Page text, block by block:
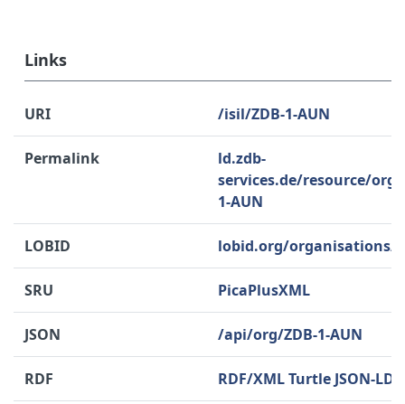
Links
URI /isil/ZDB-1-AUN
Permalink
ld.zdb-
services.de/resource/
1-AUN
LOBID lobid.org/organisations/
SRU PicaPlusXML
JSON /api/org/ZDB-1-AUN
RDF RDF/XMLTurtle JSON-LD